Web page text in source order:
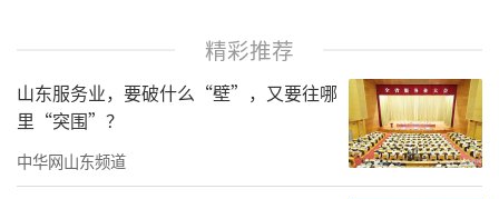
责任编辑：寿鹏瑶
精彩推荐
山东服务业，要破什么“壁”，又要往哪
里“突围”？
中华网山东频道